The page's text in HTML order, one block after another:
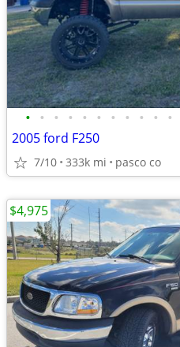
• • • • • • • • • • •
2005 ford F250
7/10 333k mi pasco co
$4,975